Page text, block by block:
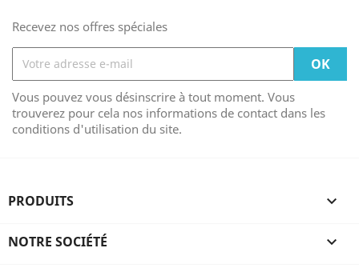
Recevez nos offres spéciales
Vous pouvez vous désinscrire à tout moment. Vous
trouverez pour cela nos informations de contact dans les
conditions d'utilisation du site.
PRODUITS 
NOTRE SOCIÉTÉ 